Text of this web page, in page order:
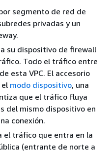
segmento de red de
privadas y un
su dispositivo de firewall
Todo el tráfico entre
esta VPC. El accesorio
modo dispositivo, una
que el tráfico fluya
del mismo dispositivo en
conexión.
el tráfico que entra en la
(entrante de norte a